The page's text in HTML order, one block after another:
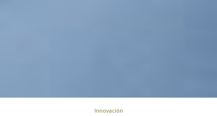
Innovación